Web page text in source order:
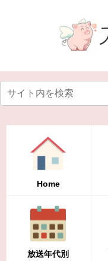
Home
放送年代別